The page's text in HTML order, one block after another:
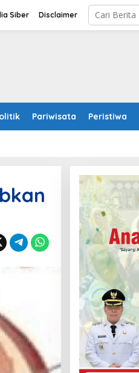
Siber Disclaimer
Pariwisata Peristiwa